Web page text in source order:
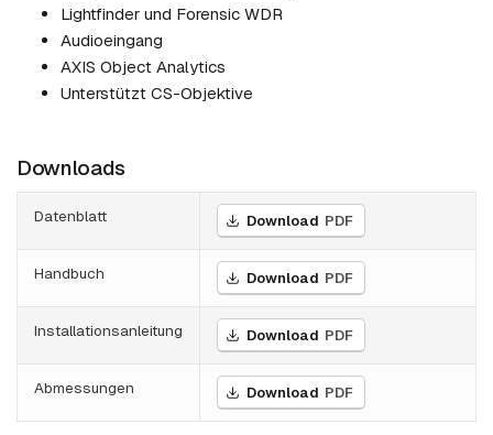
Lightfinder und Forensic WDR
Audioeingang
AXIS Object Analytics
Unterstützt CS-Objektive
Downloads
Datenblatt Download PDF
Handbuch Download PDF
Installationsanleitung Download PDF
Abmessungen Download PDF